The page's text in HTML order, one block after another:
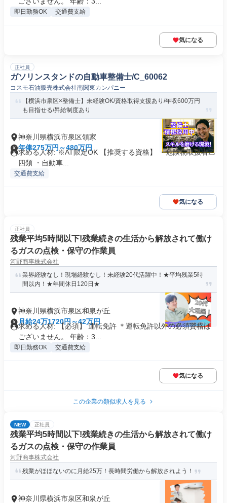
即日勤務OK 交通費支給
気になる
正社員
ガソリンスタンドの自動車整備士/C_60062
コスモ石油販売株式会社南関東カンパニー
【横浜市泉区×整備士】未経験OK/資格取得支援あり/年収600万円
も目指せる/昇給制度あり
神奈川県横浜市泉区領家
年俸275万円～480万円
求める人材: ※AT限定OK 【推奨する資格】 ・危険物取扱者乙
四類 ・自動車...
交通費支給
気になる
正社員
残業平均5時間以下!残業続きの生活から解放されて働け
るガスの点検・保守の作業員
河野商事株式会社
業界経験なし！現場経験なし！未経験20代活躍中！★平均残業5時
間以内！★年間休日120日★
神奈川県横浜市泉区和泉が丘
月給24万1720円～42万円
求める人材: 【必須】 運転免許 ＊運転免許以外の必須資格は
ございません。 年齢：3...
即日勤務OK 交通費支給
気になる
この企業の類似求人を見る
NEW 正社員
残業平均5時間以下!残業続きの生活から解放されて働け
るガスの点検・保守の作業員
河野商事株式会社
残業がほほないのに月給25万！長時間労働から解放されよう！
神奈川県横浜市泉区和泉が丘